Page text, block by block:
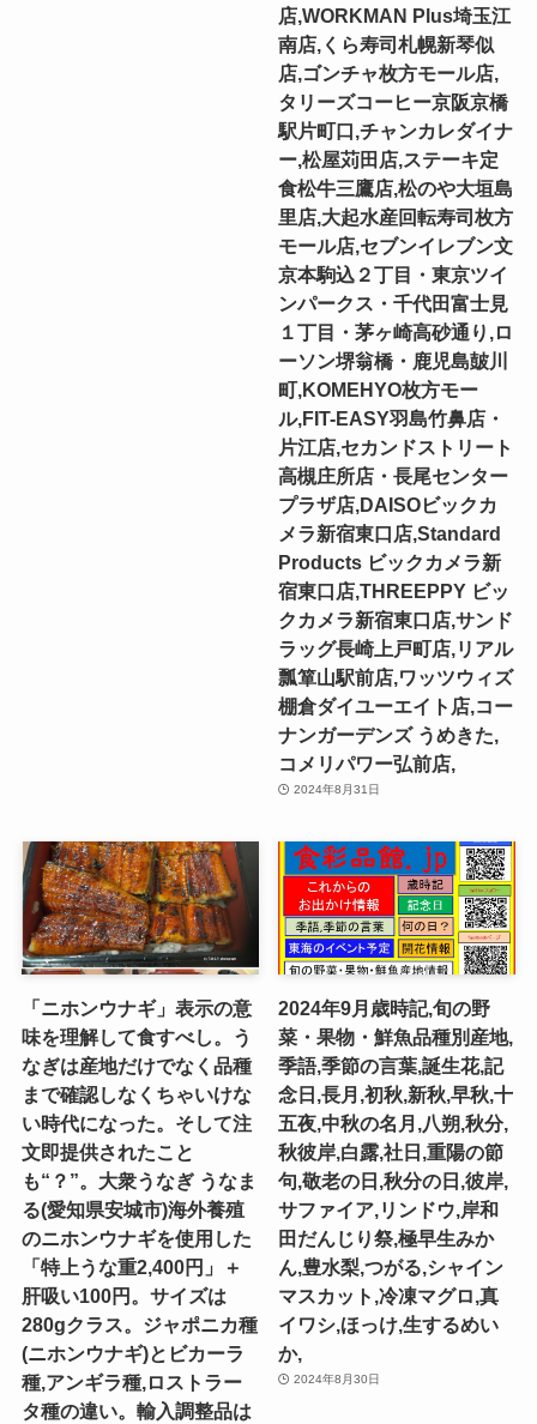
店,WORKMAN Plus埼玉江
南店,くら寿司札幌新琴似
店,ゴンチャ枚方モール店,
タリーズコーヒー京阪京橋
駅片町口,チャンカレダイナ
ー,松屋苅田店,ステーキ定
食松牛三鷹店,松のや大垣島
里店,大起水産回転寿司枚方
モール店,セブンイレブン文
京本駒込２丁目・東京ツイ
ンパークス・千代田富士見
１丁目・茅ヶ崎高砂通り,ロ
ーソン堺翁橋・鹿児島皷川
町,KOMEHYO枚方モー
ル,FIT-EASY羽島竹鼻店・
片江店,セカンドストリート
高槻庄所店・長尾センター
プラザ店,DAISOビックカ
メラ新宿東口店,Standard
Products ビックカメラ新
宿東口店,THREEPPY ビッ
クカメラ新宿東口店,サンド
ラッグ長崎上戸町店,リアル
瓢箪山駅前店,ワッツウィズ
棚倉ダイユーエイト店,コー
ナンガーデンズ うめきた,
コメリパワー弘前店,
2024年8月31日
「ニホンウナギ」表示の意
味を理解して食すべし。う
なぎは産地だけでなく品種
まで確認しなくちゃいけな
い時代になった。そして注
文即提供されたこと
も“？”。大衆うなぎ うなま
る(愛知県安城市)海外養殖
のニホンウナギを使用した
「特上うな重2,400円」＋
肝吸い100円。サイズは
280gクラス。ジャポニカ種
(ニホンウナギ)とビカーラ
種,アンギラ種,ロストラー
タ種の違い。輸入調整品は
2024年9月歳時記,旬の野
菜・果物・鮮魚品種別産地,
季語,季節の言葉,誕生花,記
念日,長月,初秋,新秋,早秋,十
五夜,中秋の名月,八朔,秋分,
秋彼岸,白露,社日,重陽の節
句,敬老の日,秋分の日,彼岸,
サファイア,リンドウ,岸和
田だんじり祭,極早生みか
ん,豊水梨,つがる,シャイン
マスカット,冷凍マグロ,真
イワシ,ほっけ,生するめい
か,
2024年8月30日